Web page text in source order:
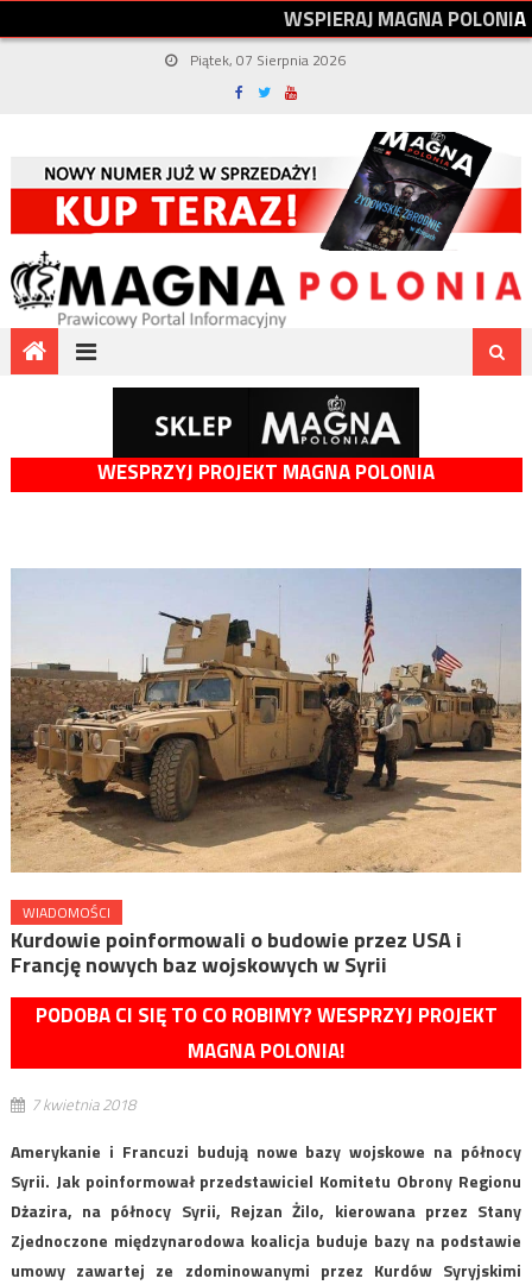
WSPIERAJMAGNAPOLONIA
Piątek, 07 Sierpnia 2026
WESPRZYJ PROJEKT MAGNA POLONIA
WIADOMOŚCI
Kurdowie poinformowali o budowie przez USA i
Francję nowych baz wojskowych w Syrii
PODOBA CI SIĘ TO CO ROBIMY? WESPRZYJ PROJEKT
MAGNA POLONIA!
7 kwietnia 2018
Amerykanie i Francuzi budują nowe bazy wojskowe na północy
Syrii. Jak poinformował przedstawiciel Komitetu Obrony Regionu
Dżazira, na północy Syrii, Rejzan Żilo, kierowana przez Stany
Zjednoczone międzynarodowa koalicja buduje bazy na podstawie
umowy zawartej ze zdominowanymi przez Kurdów Syryjskimi